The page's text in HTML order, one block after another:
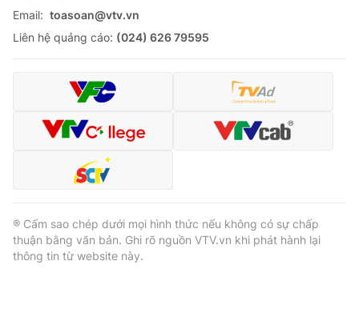
Email: toasoan@vtv.vn
Liên hệ quảng cáo: (024) 626 79595
® Cấm sao chép dưới mọi hình thức nếu không có sự chấp
thuận bằng văn bản. Ghi rõ nguồn VTV.vn khi phát hành lại
thông tin từ website này.